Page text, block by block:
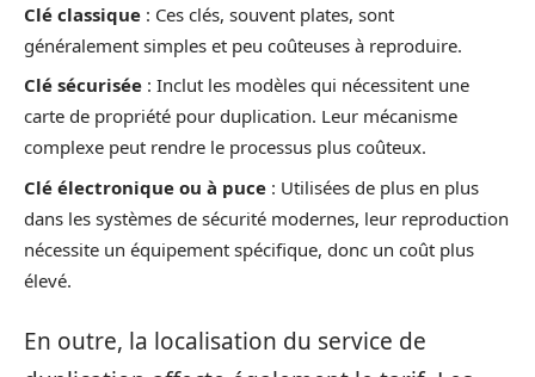
Clé classique : Ces clés, souvent plates, sont
généralement simples et peu coûteuses à reproduire.
Clé sécurisée : Inclut les modèles qui nécessitent une
carte de propriété pour duplication. Leur mécanisme
complexe peut rendre le processus plus coûteux.
Clé électronique ou à puce : Utilisées de plus en plus
dans les systèmes de sécurité modernes, leur reproduction
nécessite un équipement spécifique, donc un coût plus
élevé.
En outre, la localisation du service de